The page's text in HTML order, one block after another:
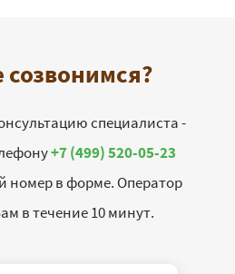
созвонимся?
специалиста -
+7 (499) 520-05-23
номер в форме. Оператор
в течение 10 минут.